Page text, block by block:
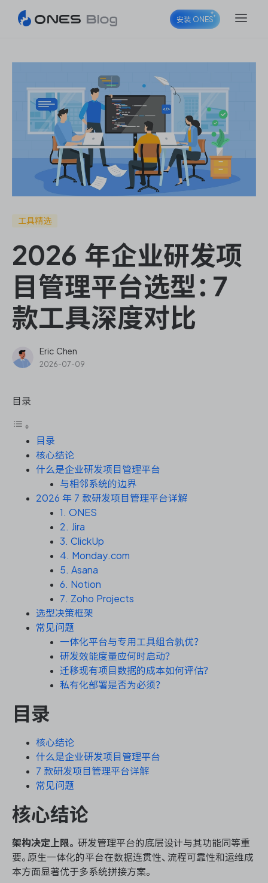
ONES Project
ONES Wiki
ONES Desk
ONES Assistant
测试管理
研发效能管理
资源和工时管理
服务台和工单管理
IPD 研发管理
ASPICE 研发管理
ONES 资讯
安装 ONES
工具精选
2026 年企业研发项
目管理平台选型：7
款工具深度对比
Eric Chen
2026-07-09
目录
目录
核心结论
什么是企业研发项目管理平台
与相邻系统的边界
2026 年 7 款研发项目管理平台详解
1. ONES
2. Jira
3. ClickUp
4. Monday.com
5. Asana
6. Notion
7. Zoho Projects
选型决策框架
常见问题
一体化平台与专用工具组合孰优？
研发效能度量应何时启动？
迁移现有项目数据的成本如何评估？
私有化部署是否为必须？
目录
核心结论
什么是企业研发项目管理平台
7 款研发项目管理平台详解
常见问题
核心结论
架构决定上限。 研发管理平台的底层设计与其功能同等重
要。原生一体化的平台在数据连贯性、流程可靠性和运维成
本方面显著优于多系统拼接方案。